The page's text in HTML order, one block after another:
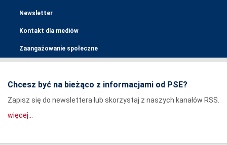
Newsletter
Kontakt dla mediów
Zaangażowanie społeczne
Chcesz być na bieżąco z informacjami od PSE?
Zapisz się do newslettera lub skorzystaj z naszych kanałów RSS.
więcej...